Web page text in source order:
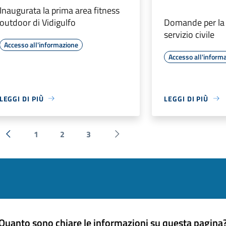
la prima area fitness
di Vidigulfo
Accesso all'informazione
DI PIÙ
Domande per
servizio civile
Accesso
LEGGI DI PIÙ
« Precedente
1 2 3
Successiva »
sono chiare le informazioni su questa